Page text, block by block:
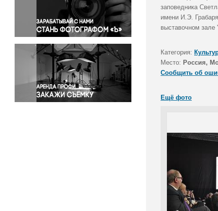
Правосудие
Происшествия и конфликты
Религия
Светская жизнь
Спорт
Экология
Экономика и бизнес
заповедника
имени И.Э.
выставочном
Категория:
Место: Россия,
Сообщить об
Ещё фото